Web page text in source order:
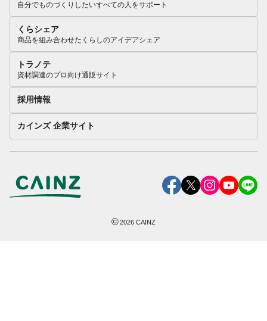
自分でものづくりしたいすべての人をサポート
くらシェア
商品を組み合わせたくらしのアイデアシェア
トラノテ
資材調達のプロ向け通販サイト
採用情報
カインズ 企業サイト
©2026 CAINZ